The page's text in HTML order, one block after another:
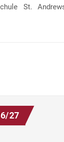
St.
INFOABEND
27